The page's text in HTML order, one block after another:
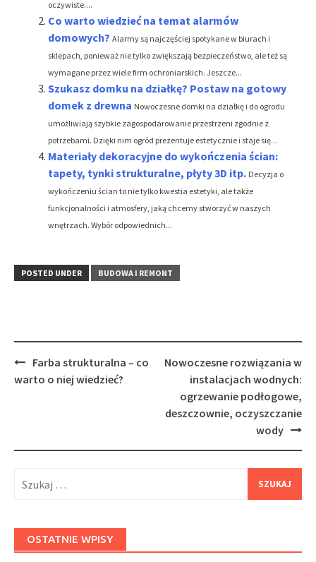
oczywiste....
Co warto wiedzieć na temat alarmów
domowych? Alarmy są najczęściej spotykane w biurach i
sklepach, ponieważ nie tylko zwiększają bezpieczeństwo, ale też są
wymagane przez wiele firm ochroniarskich. Jeszcze...
Szukasz domku na działkę? Postaw na gotowy
domek z drewna Nowoczesne domki na działkę i do ogrodu
umożliwiają szybkie zagospodarowanie przestrzeni zgodnie z
potrzebami. Dzięki nim ogród prezentuje estetycznie i staje się...
Materiały dekoracyjne do wykończenia ścian:
tapety, tynki strukturalne, płyty 3D itp. Decyzja o
wykończeniu ścian to nie tylko kwestia estetyki, ale także
funkcjonalności i atmosfery, jaką chcemy stworzyć w naszych
wnętrzach. Wybór odpowiednich...
POSTED UNDER BUDOWA I REMONT
Post
navigation
Farba strukturalna – co
warto o niej wiedzieć?
Nowoczesne rozwiązania w
instalacjach wodnych:
ogrzewanie podłogowe,
deszczownie, oczyszczanie
wody
OSTATNIE WPISY